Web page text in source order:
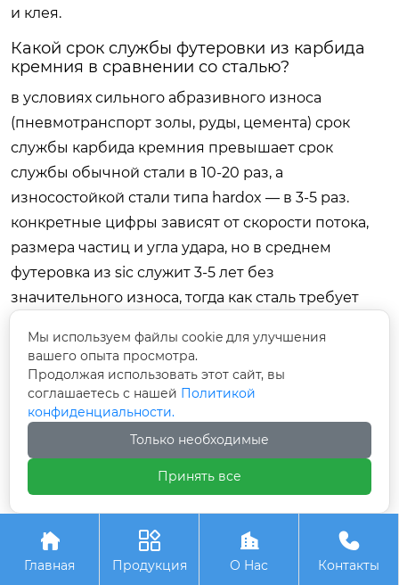
и клея.
Какой срок службы футеровки из карбида
кремния в сравнении со сталью?
в условиях сильного абразивного износа
(пневмотранспорт золы, руды, цемента) срок
службы карбида кремния превышает срок
службы обычной стали в 10-20 раз, а
износостойкой стали типа hardox — в 3-5 раз.
конкретные цифры зависят от скорости потока,
размера частиц и угла удара, но в среднем
футеровка из sic служит 3-5 лет без
значительного износа, тогда как сталь требует
Заключение: надежность
начинается с правильного
монтажа
инвестиции в высококачественные
керамические изделия из карбида кремния
оправданы только при условии
профессионального монтажа. соблюдение
технологий подготовки поверхности, выбора
материалов и процедур отверждения

Главная

Продукция

О Hас

Контакты
Мы используем файлы cookie для улучшения
вашего опыта просмотра.
Продолжая использовать этот сайт, вы
соглашаетесь с нашей Политикой
конфиденциальности.
Только необходимые
Принять все